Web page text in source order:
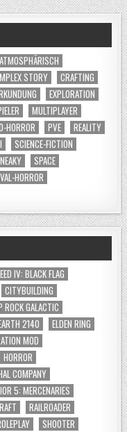
ATMOSPHÄRISCH
STORY
CRAFTING
EXPLORATION
MULTIPLAYER
HORROR PVE
REALITY
SCIENCE-FICTION
SPACE
HORROR
IV: BLACK FLAG
CITYBUILDING
ROCK GALACTIC
2140
ELDEN RING
MOD
HORROR
COMPANY
5: MERCENARIES
RAFT
RAILROADER
SHOOTER